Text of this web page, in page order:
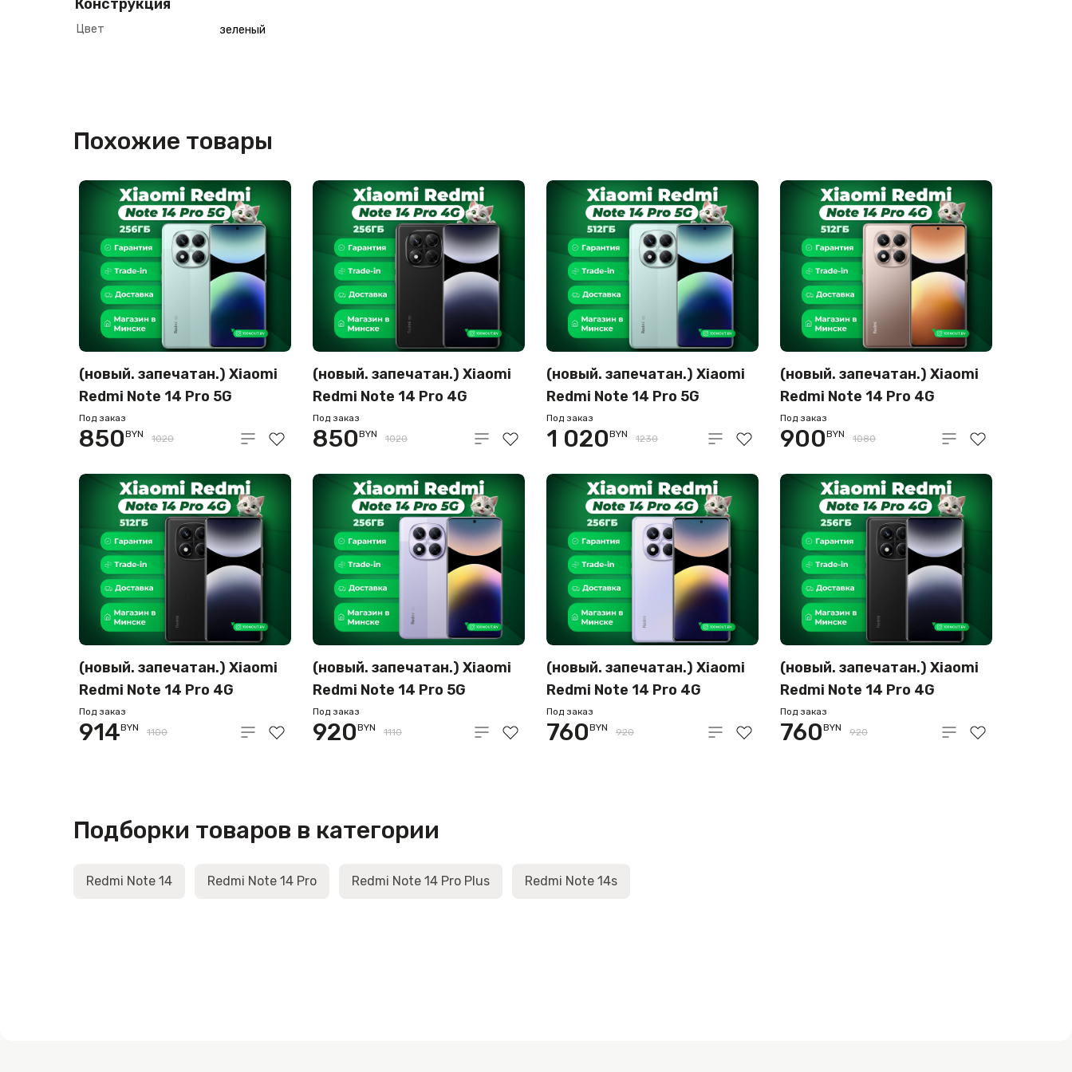
Конструкция
Цвет зеленый
Похожие товары
(новый. запечатан.) Xiaomi
Redmi Note 14 Pro 5G
8GB/256GB (зеленый)
Под заказ
850BYN 1020
(новый. запечатан.) Xiaomi
Redmi Note 14 Pro 4G
12GB/256GB (черный)
Под заказ
850BYN 1020
(новый. запечатан.) Xiaomi
Redmi Note 14 Pro 5G
12GB/512GB (зеленый)
Под заказ
1 020BYN 1230
(новый. запечатан.) Xiaomi
Redmi Note 14 Pro 4G
12GB/512GB (золотой)
Под заказ
900BYN 1080
(новый. запечатан.) Xiaomi
Redmi Note 14 Pro 4G
12GB/512GB (черный)
Под заказ
914BYN 1100
(новый. запечатан.) Xiaomi
Redmi Note 14 Pro 5G
12GB/256GB (фиолетовый)
Под заказ
920BYN 1110
(новый. запечатан.) Xiaomi
Redmi Note 14 Pro 4G
8GB/256GB (фиолетовый)
Под заказ
760BYN 920
(новый. запечатан.) Xiaomi
Redmi Note 14 Pro 4G
8GB/256GB (черный)
Под заказ
760BYN 920
Подборки товаров в категории
Redmi Note 14 Redmi Note 14 Pro Redmi Note 14 Pro Plus Redmi Note 14s